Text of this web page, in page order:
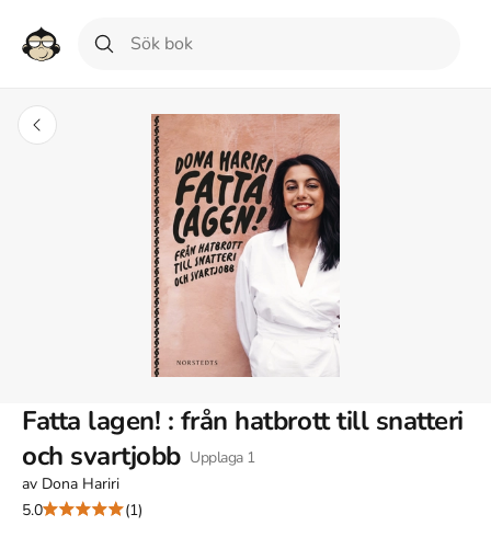
Fatta lagen! : från hatbrott till snatteri
och svartjobb Upplaga 1
av Dona Hariri
5.0
(1)